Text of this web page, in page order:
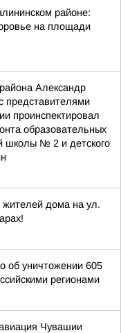
районе:
на площади
Александр
представителями
проинспектировал
образовательных
школы № 2 и детского
дома на ул.
об уничтожении 605
регионами
Чувашии